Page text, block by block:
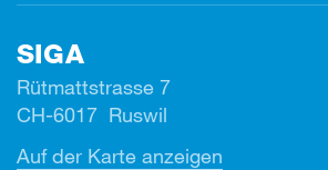
SIGA
Rütmattstrasse 7
CH-6017 Ruswil
Auf der Karte anzeigen